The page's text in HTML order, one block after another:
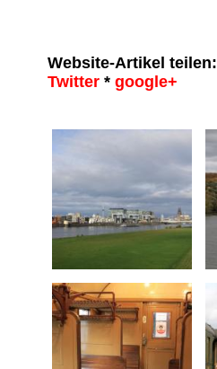
Website-Artikel teilen:
Twitter* google+